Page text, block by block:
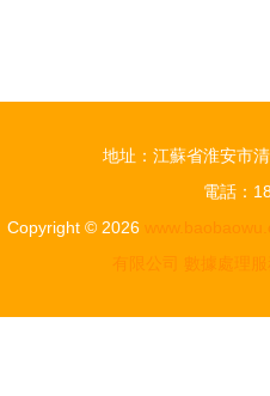
核心突破
地址：江蘇省淮安市
電話：
Copyright © 2026
有限公司
數據處理